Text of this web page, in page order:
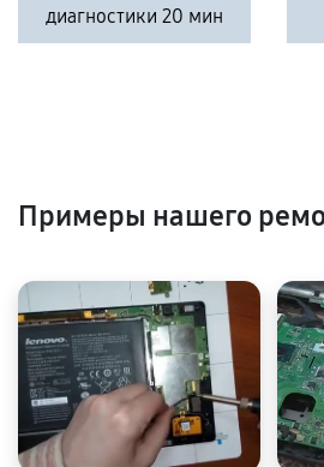
диагностики 20 мин
Примеры нашего